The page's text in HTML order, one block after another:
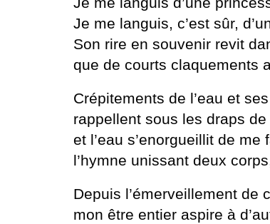
Je me languis, c’est sûr,
Son rire en souvenir revit
que de courts claquements
Crépitements de l’eau et
rappellent sous les draps
et l’eau s’enorgueillit de me
l’hymne unissant deux
Depuis l’émerveillement de
mon être entier aspire à